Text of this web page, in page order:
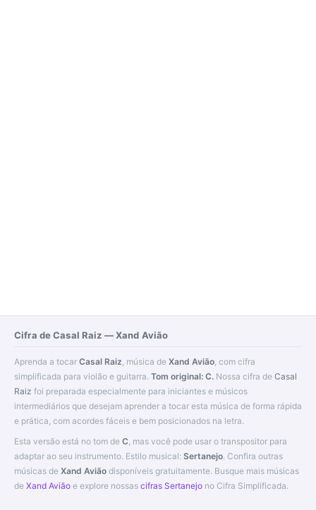
Cifra de Casal Raiz — Xand Avião
Aprenda a tocar Casal Raiz , música de Xand Avião , com cifra
simplificada para violão e guitarra. Tom original: C. Nossa cifra de Casal
Raiz foi preparada especialmente para iniciantes e músicos
intermediários que desejam aprender a tocar esta música de forma rápida
e prática, com acordes fáceis e bem posicionados na letra.
Esta versão está no tom de C , mas você pode usar o transpositor para
adaptar ao seu instrumento. Estilo musical: Sertanejo. Confira outras
músicas de Xand Avião disponíveis gratuitamente. Busque mais músicas
de Xand Avião e explore nossas cifras Sertanejo no Cifra Simplificada.